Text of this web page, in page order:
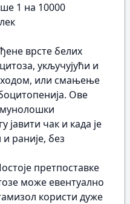
1 на 10000
врсте белих
укључујући и
или смањење
Ове
јавити чак и када је
раније, без
претпоставке
може евентуално
користи дуже